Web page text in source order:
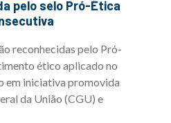
reconhecidas pelo Pró-
ético aplicado no
em iniciativa promovida
da União (CGU) e